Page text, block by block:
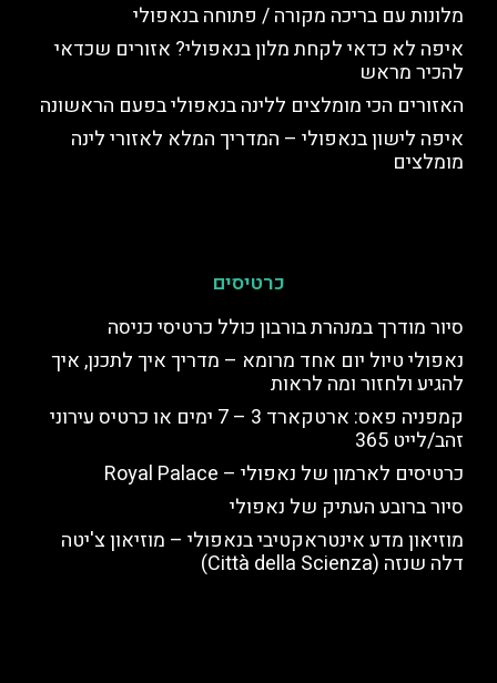
מלונות עם בריכה מקורה / פתוחה בנאפולי
איפה לא כדאי לקחת מלון בנאפולי? אזורים שכדאי
להכיר מראש
האזורים הכי מומלצים ללינה בנאפולי בפעם הראשונה
איפה לישון בנאפולי – המדריך המלא לאזורי לינה
מומלצים
כרטיסים
סיור מודרך במנהרת בורבון כולל כרטיסי כניסה
נאפולי טיול יום אחד מרומא – מדריך איך לתכנן, איך
להגיע ולחזור ומה לראות
קמפניה פאס: ארטקארד 3 – 7 ימים או כרטיס עירוני
זהב/לייט 365
כרטיסים לארמון של נאפולי – Royal Palace
סיור ברובע העתיק של נאפולי
מוזיאון מדע אינטראקטיבי בנאפולי – מוזיאון צ'יטה
דלה שנזה (Città della Scienza)